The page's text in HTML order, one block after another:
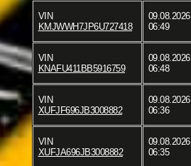
VIN
KMJWWH7JP6U727418
09.08.2026
06:49
VIN
KNAFU411BB5916759
09.08.2026
06:48
VIN
XUFJF696JB3008882
09.08.2026
06:36
VIN
XUFJA696JB3008882
09.08.2026
06:35